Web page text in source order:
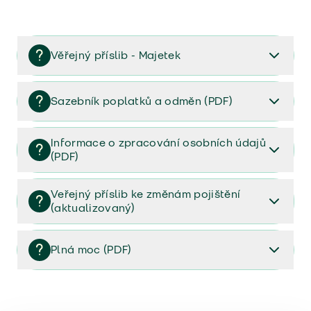
Věřejný příslib - Majetek
Věřejný příslib majetek 2023
Sazebník poplatků a odměn (PDF)
Sazebník poplatků a odměn (PDF)
Informace o zpracování osobních údajů
(PDF)
Informace o zpracování osobních údajů (PDF)
Veřejný příslib ke změnám pojištění
(aktualizovaný)
Veřejný příslib ke změnám pojištění (aktualizovaný)
Plná moc (PDF)